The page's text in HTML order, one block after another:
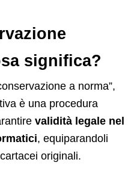
significa?
a norma”,
è una procedura
validità legale nel
, equiparandoli
originali.